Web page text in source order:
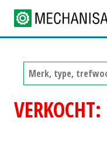
VERKOCHT: